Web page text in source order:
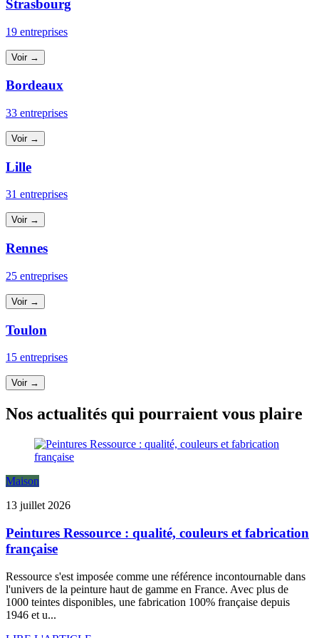
Strasbourg
19 entreprises
Voir →
Bordeaux
33 entreprises
Voir →
Lille
31 entreprises
Voir →
Rennes
25 entreprises
Voir →
Toulon
15 entreprises
Voir →
Nos actualités qui pourraient vous plaire
Maison
13 juillet 2026
Peintures Ressource : qualité, couleurs et fabrication
française
Ressource s'est imposée comme une référence incontournable dans
l'univers de la peinture haut de gamme en France. Avec plus de
1000 teintes disponibles, une fabrication 100% française depuis
1946 et u...